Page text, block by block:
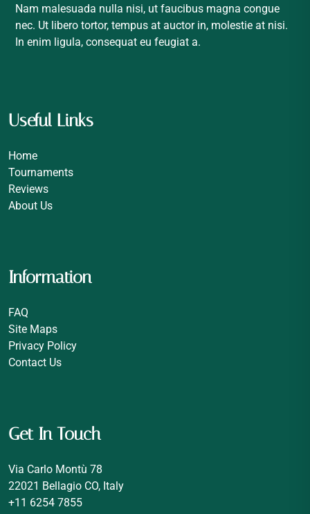
Nam malesuada nulla nisi, ut faucibus magna congue
nec. Ut libero tortor, tempus at auctor in, molestie at nisi.
In enim ligula, consequat eu feugiat a.
Useful Links
Home
Tournaments
Reviews
About Us
Information
FAQ
Site Maps
Privacy Policy
Contact Us
Get In Touch
Via Carlo Montù 78
22021 Bellagio CO, Italy
+11 6254 7855